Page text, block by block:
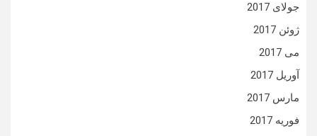
جولای 2017
ژوئن 2017
می 2017
آوریل 2017
مارس 2017
فوریه 2017